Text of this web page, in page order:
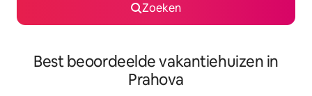
Zoeken
Best beoordeelde vakantiehuizen in
Prahova